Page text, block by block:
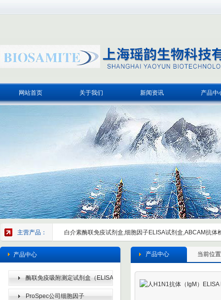
网站首页 关于我们 新闻资讯 产品中
主营产品： 白介素酶联免疫试剂盒,细胞因子ELISA试剂盒,ABCAM抗体
产品中心
酶联免疫吸附测定试剂盒（ELISA
KIT） ProSpec公司细胞因子
当前位
产品中心